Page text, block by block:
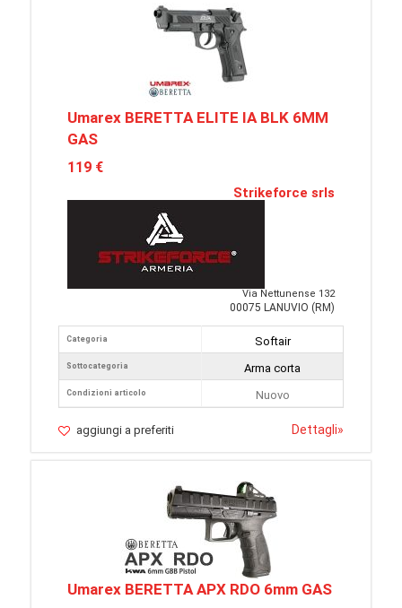
Umarex BERETTA ELITE IA BLK 6MM
GAS
119 €
Strikeforce srls
Via Nettunense 132
00075 LANUVIO (RM)
Categoria
Sottocategoria
Condizioni articolo
Softair
Arma corta
Nuovo
aggiungi a preferiti Dettagli»
Umarex BERETTA APX RDO 6mm GAS